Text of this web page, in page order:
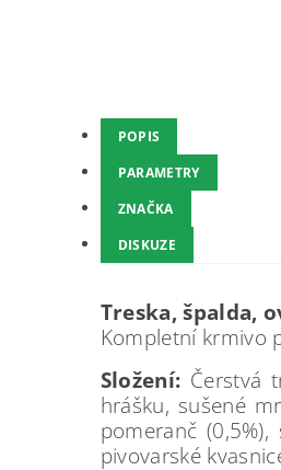
POPIS
PARAMETRY
ZNAČKA
DISKUZE
Treska, špalda,
Kompletní krmivo
Složení: Čerstvá
hrášku, sušené
pomeranč
pivovarské